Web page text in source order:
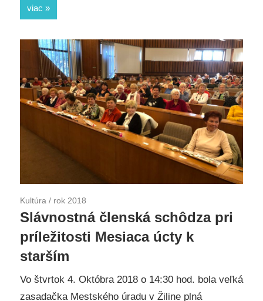
viac
Kultúra / rok 2018
Slávnostná členská schôdza pri
príležitosti Mesiaca úcty k
starším
Vo štvrtok 4. Októbra 2018 o 14:30 hod. bola veľká
zasadačka Mestského úradu v Žiline plná